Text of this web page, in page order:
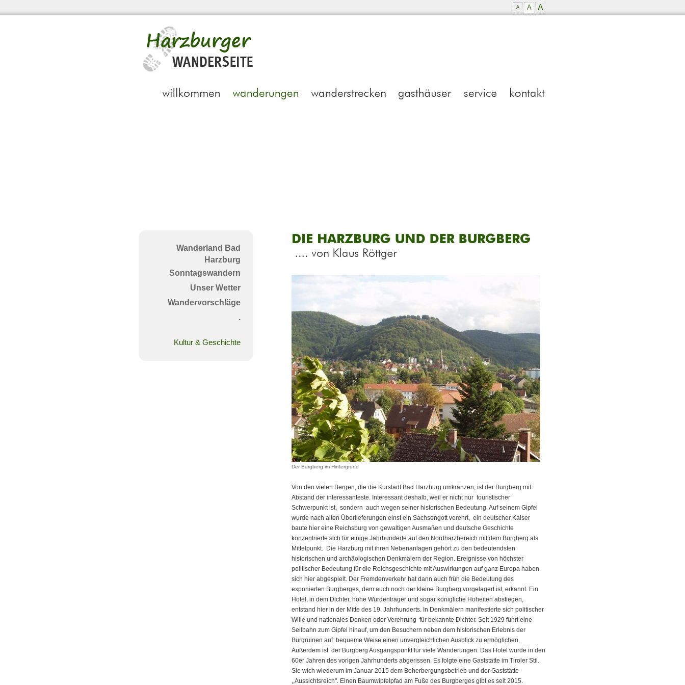
A A A
Wanderland Bad
Harzburg
Sonntagswandern
Unser Wetter
Wandervorschläge
.
Kultur & Geschichte
Die
Harzburg
der
....
von
Klaus
Röttger
Der Burgberg im Hintergrund
Von den vielen Bergen, die die Kurstadt Bad Harzburg umkränzen, ist der Burgberg mit
Abstand der interessanteste. Interessant deshalb, weil er nicht nur touristischer
Schwerpunkt ist, sondern auch wegen seiner historischen Bedeutung. Auf seinem Gipfel
wurde nach alten Überlieferungen einst ein Sachsengott verehrt, ein deutscher Kaiser
baute hier eine Reichsburg von gewaltigen Ausmaßen und deutsche Geschichte
konzentrierte sich für einige Jahrhunderte auf den Nordharzbereich mit dem Burgberg als
Mittelpunkt. Die Harzburg mit ihren Nebenanlagen gehört zu den bedeutendsten
historischen und archäologischen Denkmälern der Region. Ereignisse von höchster
politischer Bedeutung für die Reichsgeschichte mit Auswirkungen auf ganz Europa haben
sich hier abgespielt. Der Fremdenverkehr hat dann auch früh die Bedeutung des
exponierten Burgberges, dem auch noch der kleine Burgberg vorgelagert ist, erkannt. Ein
Hotel, in dem Dichter, hohe Würdenträger und sogar königliche Hoheiten abstiegen,
entstand hier in der Mitte des 19. Jahrhunderts. In Denkmälern manifestierte sich politischer
Wille und nationales Denken oder Verehrung für bekannte Dichter. Seit 1929 führt eine
Seilbahn zum Gipfel hinauf, um den Besuchern neben dem historischen Erlebnis der
Burgruinen auf bequeme Weise einen unvergleichlichen Ausblick zu ermöglichen.
Außerdem ist der Burgberg Ausgangspunkt für viele Wanderungen. Das Hotel wurde in den
60er Jahren des vorigen Jahrhunderts abgerissen. Es folgte eine Gaststätte im Tiroler Stil.
Sie wich wiederum im Januar 2015 dem Beherbergungsbetrieb und der Gaststätte
,,Aussichtsreich". Einen Baumwipfelpfad am Fuße des Burgberges gibt es seit 2015.